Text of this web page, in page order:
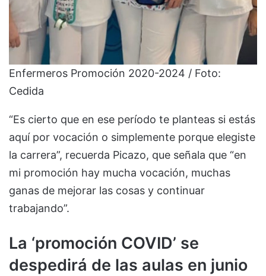
Enfermeros Promoción 2020-2024 / Foto:
Cedida
“Es cierto que en ese período te planteas si estás
aquí por vocación o simplemente porque elegiste
la carrera”, recuerda Picazo, que señala que “en
mi promoción hay mucha vocación, muchas
ganas de mejorar las cosas y continuar
trabajando”.
La ‘promoción COVID’ se
despedirá de las aulas en junio